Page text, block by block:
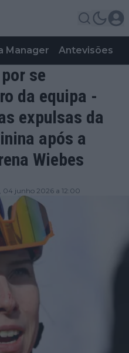
Manager Antevisões
se
da equipa -
expulsas da
após a
Wiebes
04 junho 2026 a 12:00